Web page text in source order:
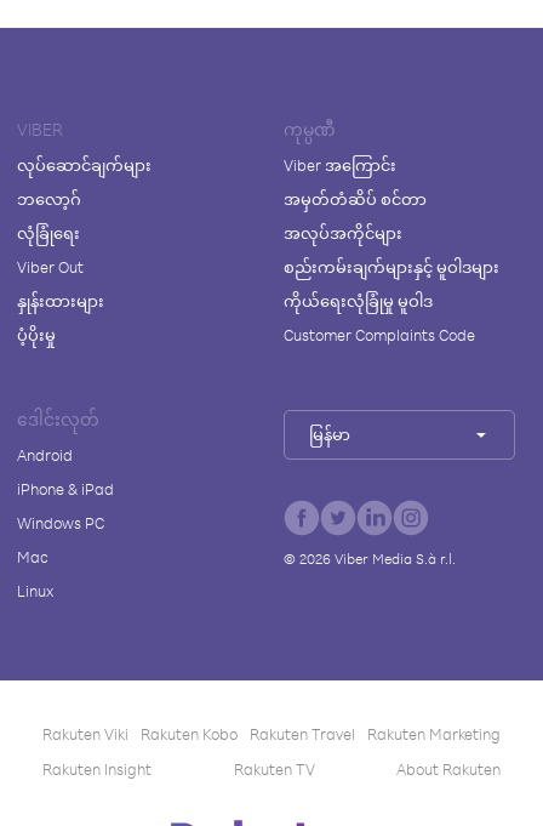
VIBER
လုပ်ဆောင်ချက်များ
ဘလော့ဂ်
လုံခြုံရေး
Viber Out
နှုန်းထားများ
ပံ့ပိုးမှု
ကုမ္ပဏီ
Viber အကြောင်း
အမှတ်တံဆိပ် စင်တာ
အလုပ်အကိုင်များ
စည်းကမ်းချက်များနှင့် မူဝါဒများ
ကိုယ်ရေးလုံခြုံမှု မူဝါဒ
Customer Complaints Code
ဒေါင်းလုတ်
Android
iPhone & iPad
Windows PC
Mac
Linux
မြန်မာ
© 2026Viber Media S.à r.l.
Rakuten Viki Rakuten Kobo Rakuten Travel
Rakuten Marketing
Rakuten Insight
Rakuten TV About Rakuten